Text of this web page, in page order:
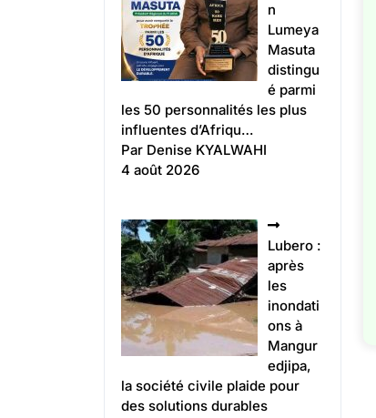
n
Lumeya
Masuta
distingu
é parmi
les 50 personnalités les plus
influentes d’Afriqu…
Par Denise KYALWAHI
4 août 2026
Lubero :
après
les
inondati
ons à
Mangur
edjipa,
la société civile plaide pour
des solutions durables